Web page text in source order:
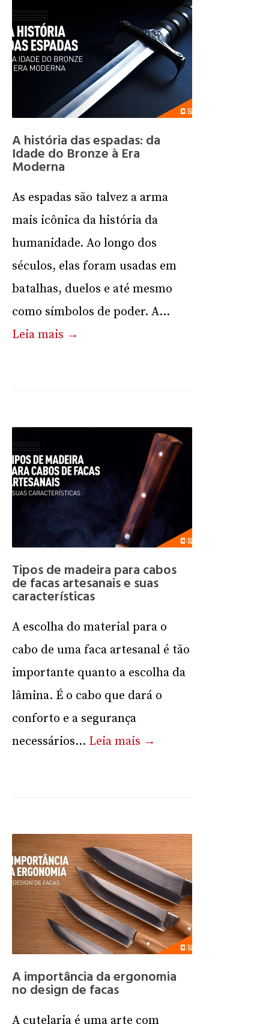
A história das espadas: da
Idade do Bronze à Era
Moderna
As espadas são talvez a arma
mais icônica da história da
humanidade. Ao longo dos
séculos, elas foram usadas em
batalhas, duelos e até mesmo
como símbolos de poder. A...
Leia mais →
Tipos de madeira para cabos
de facas artesanais e suas
características
A escolha do material para o
cabo de uma faca artesanal é tão
importante quanto a escolha da
lâmina. É o cabo que dará o
conforto e a segurança
necessários... Leia mais →
A importância da ergonomia
no design de facas
A cutelaria é uma arte com